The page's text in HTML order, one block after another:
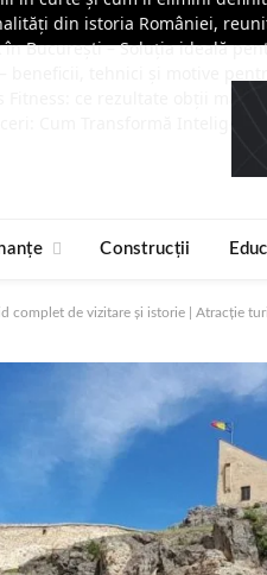
din istoria României,
în București – Soluția ideală
Fitness: ce rezultate obții mai
Cum Transformă
Construcții
complet de vizitare și istorie | Atracție